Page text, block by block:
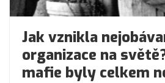
Jak vznikla
organizace na
mafie byly celkem